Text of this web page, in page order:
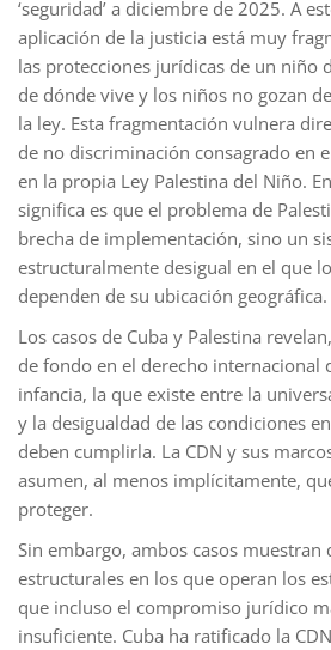
‘seguridad’ a diciembre de 2025. A
aplicación de la justicia está muy
las protecciones jurídicas de un niño
de dónde vive y los niños no gozan
la ley. Esta fragmentación vulnera
de no discriminación consagrado en
en la propia Ley Palestina del Niño.
significa es que el problema de
brecha de implementación, sino un
estructuralmente desigual en el que
dependen de su ubicación geográfica.
Los casos de Cuba y Palestina
de fondo en el derecho internacional
infancia, la que existe entre la
y la desigualdad de las condiciones
deben cumplirla. La CDN y sus
asumen, al menos implícitamente,
proteger.
Sin embargo, ambos casos muestran
estructurales en los que operan los
que incluso el compromiso jurídico
insuficiente. Cuba ha ratificado la